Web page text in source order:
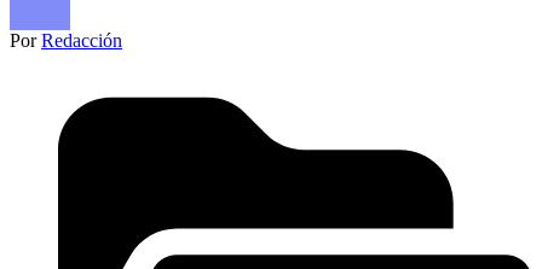
PorRedacción